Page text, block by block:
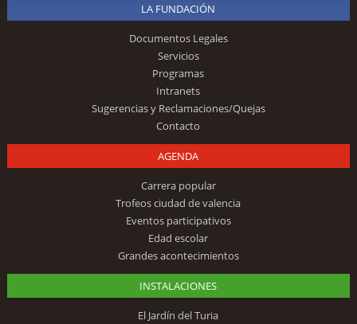
LA FUNDACIÓN
Documentos Legales
Servicios
Programas
Intranets
Sugerencias y Reclamaciones/Quejas
Contacto
AGENDA
Carrera popular
Trofeos ciudad de valencia
Eventos participativos
Edad escolar
Grandes acontecimientos
INSTALACIONES
El Jardín del Turia